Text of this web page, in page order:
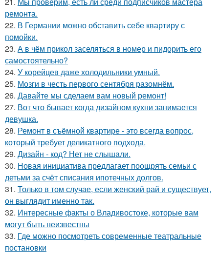
ремонта.
22. В Германии можно обставить себе квартиру с
помойки.
23. А в чём прикол заселяться в номер и пидорить его
самостоятельно?
24. У корейцев даже холодильники умный.
25. Мозги в честь первого сентября разомнём.
26. Давайте мы сделаем вам новый ремонт!
27. Вот что бывает когда дизайном кухни занимается
девушка.
28. Ремонт в съёмной квартире - это всегда вопрос,
который требует деликатного подхода.
29. Дизайн - код? Нет не слышали.
30. Новая инициатива предлагает поощрять семьи с
детьми за счёт списания ипотечных долгов.
31. Только в том случае, если женский рай и существует,
он выглядит именно так.
32. Интересные факты о Владивостоке, которые вам
могут быть неизвестны
33. Где можно посмотреть современные театральные
постановки